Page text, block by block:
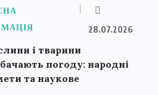
28.07.2026
і тварини
погоду: народні
та наукове